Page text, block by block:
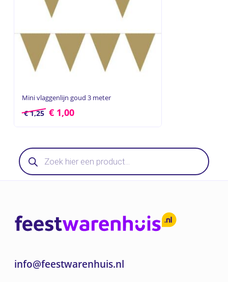
Mini vlaggenlijn goud 3 meter
€1,25 € 1,00
Producten
zoeken
info@feestwarenhuis.nl